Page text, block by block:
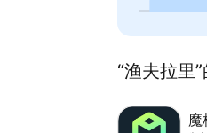
“渔夫拉里
魔